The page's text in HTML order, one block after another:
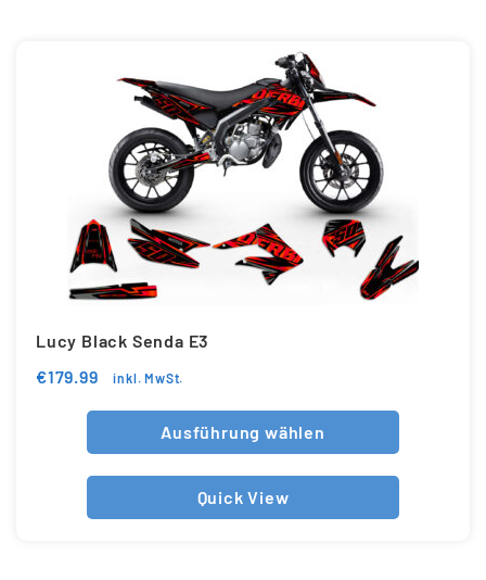
Lucy Black Senda E3
€179.99 inkl. MwSt.
Ausführung wählen
Quick View